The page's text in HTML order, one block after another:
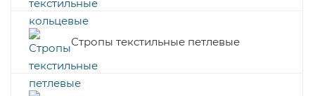
Стропы текстильные петлевые